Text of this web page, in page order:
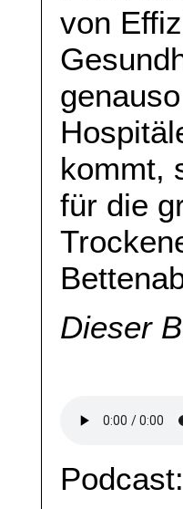
von
kommt,
für die
Dieser
Podcast: